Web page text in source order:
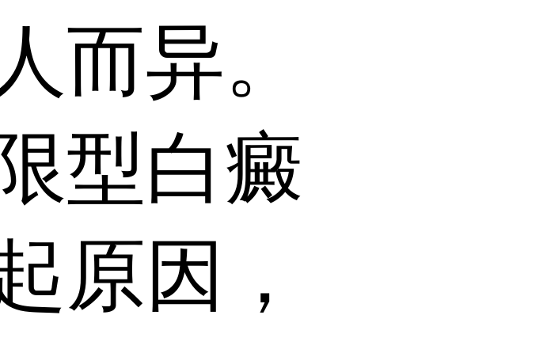
而异。
型白癜
原因，